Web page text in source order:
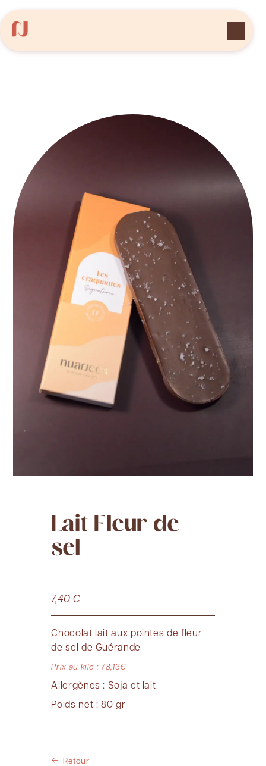
Lait Fleur de
sel
7,40€
Chocolat lait aux pointes de fleur
de sel de Guérande
Prix au kilo : 78,13€
Allergènes : Soja et lait
Poids net : 80 gr
Retour